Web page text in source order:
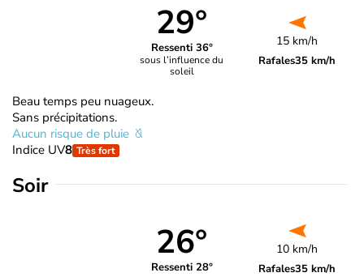
29°
Ressenti 36°
sous l’influence du
soleil
15 km/h
Rafales35 km/h
Beau temps peu nuageux.
Sans précipitations.
Aucun risque de pluie
Indice UV8 Très fort
Soir
26°
Ressenti 28°
10 km/h
Rafales35 km/h